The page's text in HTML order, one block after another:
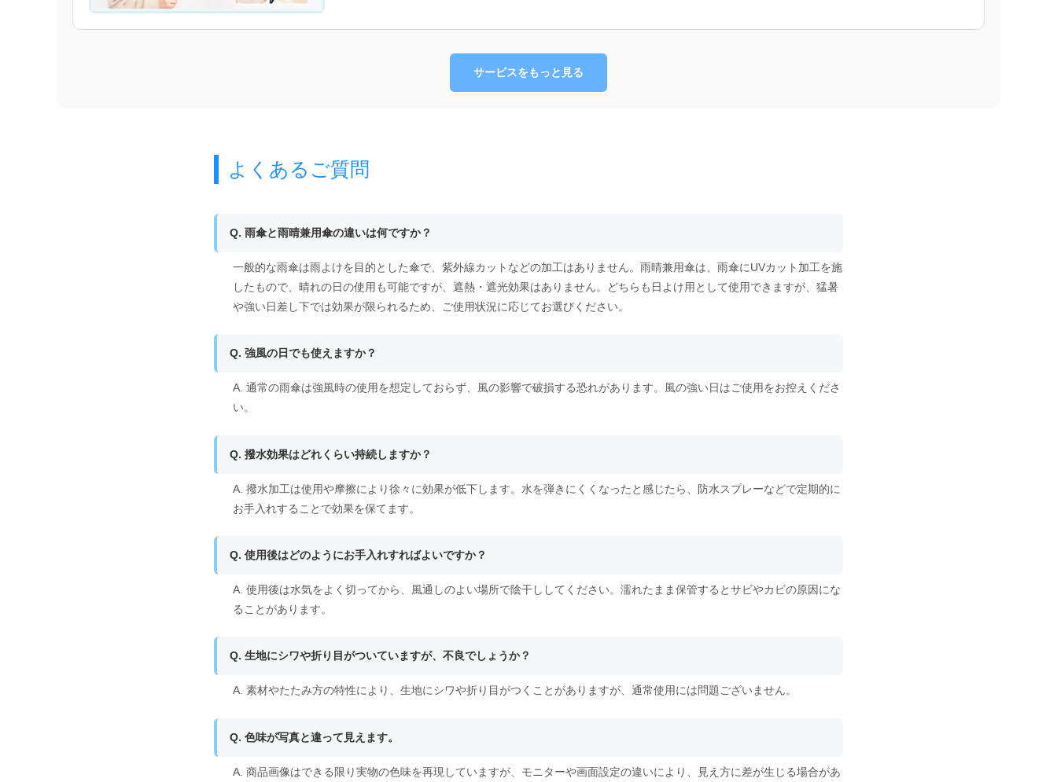
サービスをもっと見る
よくあるご質問
Q. 雨傘と雨晴兼用傘の違いは何ですか？
一般的な雨傘は雨よけを目的とした傘で、紫外線カットなどの加工はありません。雨晴兼用傘は、雨傘にUVカット加工を施
したもので、晴れの日の使用も可能ですが、遮熱・遮光効果はありません。どちらも日よけ用として使用できますが、猛暑
や強い日差し下では効果が限られるため、ご使用状況に応じてお選びください。
Q. 強風の日でも使えますか？
A. 通常の雨傘は強風時の使用を想定しておらず、風の影響で破損する恐れがあります。風の強い日はご使用をお控えくださ
い。
Q. 撥水効果はどれくらい持続しますか？
A. 撥水加工は使用や摩擦により徐々に効果が低下します。水を弾きにくくなったと感じたら、防水スプレーなどで定期的に
お手入れすることで効果を保てます。
Q. 使用後はどのようにお手入れすればよいですか？
A. 使用後は水気をよく切ってから、風通しのよい場所で陰干ししてください。濡れたまま保管するとサビやカビの原因にな
ることがあります。
Q. 生地にシワや折り目がついていますが、不良でしょうか？
A. 素材やたたみ方の特性により、生地にシワや折り目がつくことがありますが、通常使用には問題ございません。
Q. 色味が写真と違って見えます。
A. 商品画像はできる限り実物の色味を再現していますが、モニターや画面設定の違いにより、見え方に差が生じる場合があ